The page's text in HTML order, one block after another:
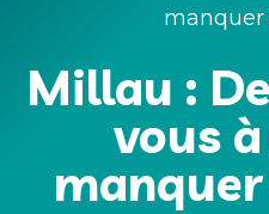
manquer
Millau :
vous
manquer